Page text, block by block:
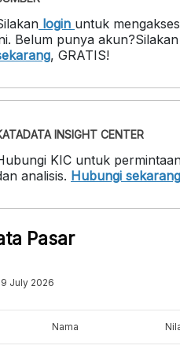
login untuk
. Belum punya akun?Silakan
, GRATIS!
INSIGHT CENTER
KIC untuk
analisis. Hubungi
Pasar
July 2026
Nama